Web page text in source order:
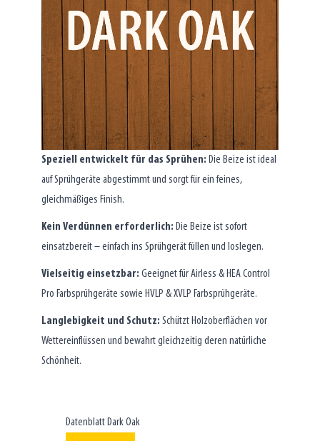
Speziell entwickelt für das Sprühen: Die Beize ist ideal
auf Sprühgeräte abgestimmt und sorgt für ein feines,
gleichmäßiges Finish.
Kein Verdünnen erforderlich: Die Beize ist sofort
einsatzbereit – einfach ins Sprühgerät füllen und loslegen.
Vielseitig einsetzbar: Geeignet für Airless & HEA Control
Pro Farbsprühgeräte sowie HVLP & XVLP Farbsprühgeräte.
Langlebigkeit und Schutz: Schützt Holzoberflächen vor
Wettereinflüssen und bewahrt gleichzeitig deren natürliche
Schönheit.
Datenblatt Dark Oak